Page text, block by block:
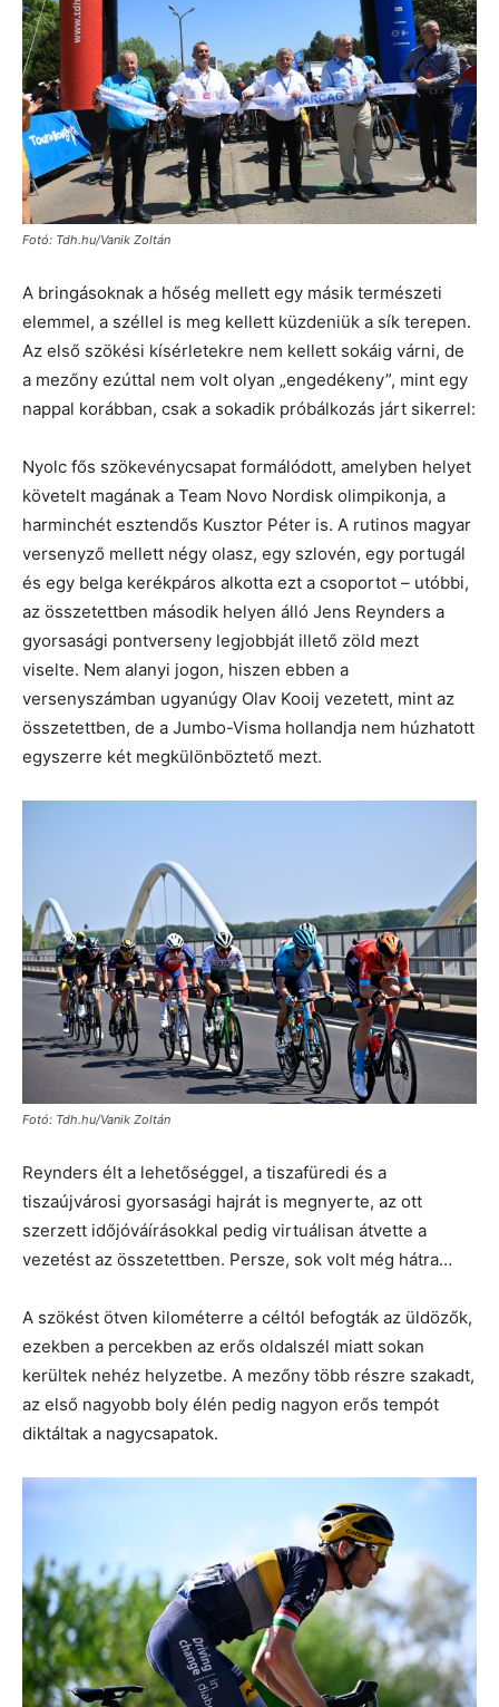
Fotó: Tdh.hu/Vanik Zoltán
A bringásoknak a hőség mellett egy másik természeti
elemmel, a széllel is meg kellett küzdeniük a sík terepen.
Az első szökési kísérletekre nem kellett sokáig várni, de
a mezőny ezúttal nem volt olyan „engedékeny”, mint egy
nappal korábban, csak a sokadik próbálkozás járt sikerrel:
Nyolc fős szökevénycsapat formálódott, amelyben helyet
követelt magának a Team Novo Nordisk olimpikonja, a
harminchét esztendős Kusztor Péter is. A rutinos magyar
versenyző mellett négy olasz, egy szlovén, egy portugál
és egy belga kerékpáros alkotta ezt a csoportot – utóbbi,
az összetettben második helyen álló Jens Reynders a
gyorsasági pontverseny legjobbját illető zöld mezt
viselte. Nem alanyi jogon, hiszen ebben a
versenyszámban ugyanúgy Olav Kooij vezetett, mint az
összetettben, de a Jumbo-Visma hollandja nem húzhatott
egyszerre két megkülönböztető mezt.
Fotó: Tdh.hu/Vanik Zoltán
Reynders élt a lehetőséggel, a tiszafüredi és a
tiszaújvárosi gyorsasági hajrát is megnyerte, az ott
szerzett időjóváírásokkal pedig virtuálisan átvette a
vezetést az összetettben. Persze, sok volt még hátra…
A szökést ötven kilométerre a céltól befogták az üldözők,
ezekben a percekben az erős oldalszél miatt sokan
kerültek nehéz helyzetbe. A mezőny több részre szakadt,
az első nagyobb boly élén pedig nagyon erős tempót
diktáltak a nagycsapatok.